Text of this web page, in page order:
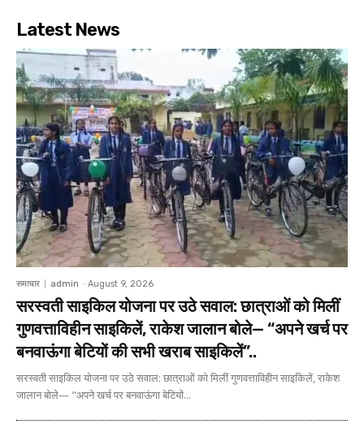
Latest News
समाचार admin - August 9, 2026
सरस्वती साइकिल योजना पर उठे सवाल: छात्राओं को मिलीं
गुणवत्ताविहीन साइकिलें, राकेश जालान बोले— “अपने खर्च पर
बनवाऊंगा बेटियों की सभी खराब साइकिलें”..
सरस्वती साइकिल योजना पर उठे सवाल: छात्राओं को मिलीं गुणवत्ताविहीन साइकिलें, राकेश
जालान बोले— "अपने खर्च पर बनवाऊंगा बेटियों...